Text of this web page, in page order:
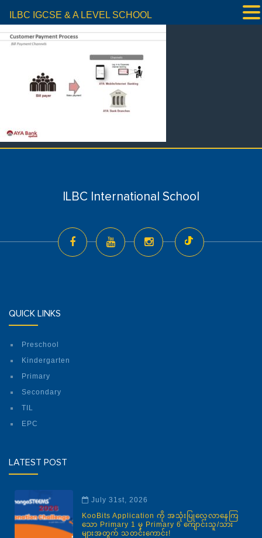
ILBC International School
QUICK LINKS
Preschool
Kindergarten
Primary
Secondary
TIL
EPC
LATEST POST
July 31st, 2026
KooBits Application ကို အသုံးပြုလေ့လာနေကြ
သော Primary 1 မှ Primary 6 ကျောင်းသူ/သား
များအတွက် သတင်းကောင်း!
ILBC IGCSE & A LEVEL SCHOOL